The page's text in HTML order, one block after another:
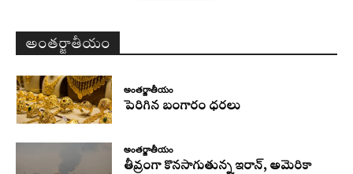
అంతర్జాతీయం
అంతర్జాతీయం
పెరిగిన బంగారం ధరలు
అంతర్జాతీయం
తీవ్రంగా కొనసాగుతున్న ఇరాన్‌, అమెరికా